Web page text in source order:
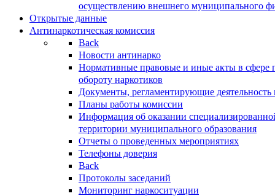
осуществлению внешнего муниципального
Открытые данные
Антинаркотическая комиссия
Back
Новости антинарко
Нормативные правовые и иные акты в сфере
обороту наркотиков
Документы, регламентирующие деятельность
Планы работы комиссии
Информация об оказании
территории муниципального образования
Отчеты о проведенных мероприятиях
Телефоны доверия
Back
Протоколы заседаний
Мониторинг наркоситуации